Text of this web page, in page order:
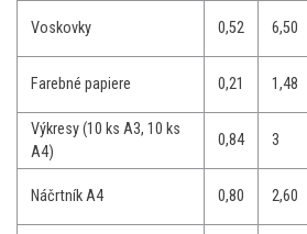
Voskovky 0,52 6,50
Farebné papiere 0,21 1,48
Výkresy (10 ks A3, 10 ks
A4)
0,84 3
Náčrtník A4 0,80 2,60